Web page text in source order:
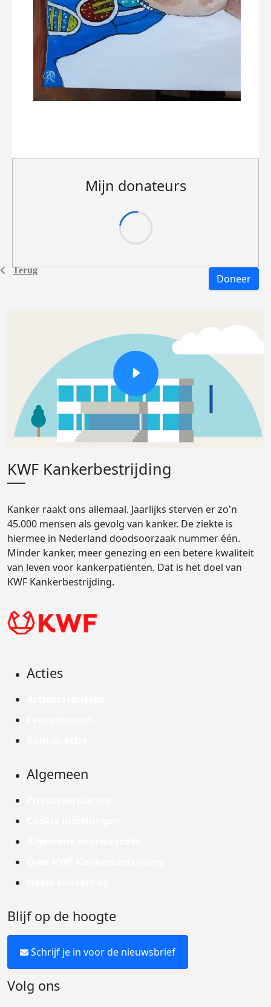
Terug
Mijn donateurs
Doneer
KWF Kankerbestrijding
Kanker raakt ons allemaal. Jaarlijks sterven er zo'n
45.000 mensen als gevolg van kanker. De ziekte is
hiermee in Nederland doodsoorzaak nummer één.
Minder kanker, meer genezing en een betere kwaliteit
van leven voor kankerpatiënten. Dat is het doel van
KWF Kankerbestrijding.
Acties
Algemeen
Blijf op de hoogte
Schrijf je in voor de nieuwsbrief
Volg ons